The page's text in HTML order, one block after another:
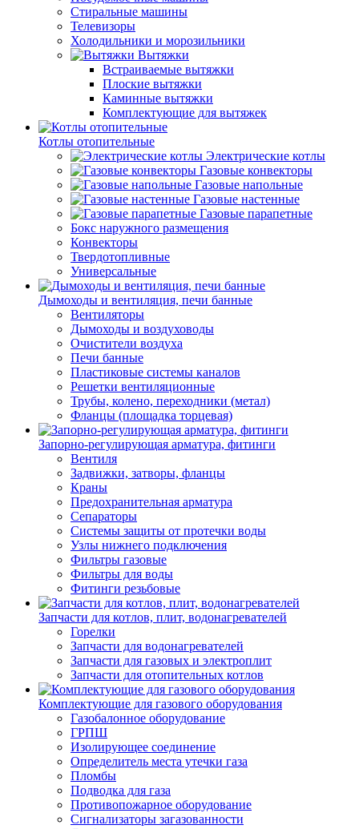
Стиральные машины
Телевизоры
Холодильники и морозильники
Вытяжки
Встраиваемые вытяжки
Плоские вытяжки
Каминные вытяжки
Комплектующие для вытяжек
Котлы отопительные
Электрические котлы
Газовые конвекторы
Газовые напольные
Газовые настенные
Газовые парапетные
Бокс наружного размещения
Конвекторы
Твердотопливные
Универсальные
Дымоходы и вентиляция, печи банные
Вентиляторы
Дымоходы и воздуховоды
Очистители воздуха
Печи банные
Пластиковые системы каналов
Решетки вентиляционные
Трубы, колено, переходники (метал)
Фланцы (площадка торцевая)
Запорно-регулирующая арматура, фитинги
Вентиля
Задвижки, затворы, фланцы
Краны
Предохранительная арматура
Сепараторы
Системы защиты от протечки воды
Узлы нижнего подключения
Фильтры газовые
Фильтры для воды
Фитинги резьбовые
Запчасти для котлов, плит, водонагревателей
Горелки
Запчасти для водонагревателей
Запчасти для газовых и электроплит
Запчасти для отопительных котлов
Комплектующие для газового оборудования
Газобалонное оборудование
ГРПШ
Изолирующее соединение
Определитель места утечки газа
Пломбы
Подводка для газа
Противопожарное оборудование
Сигнализаторы загазованности